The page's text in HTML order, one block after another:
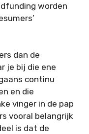
worden
dan de
je bij die ene
continu
en die
vinger in de pap
vooral belangrijk
is dat de